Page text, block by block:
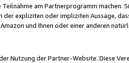
am Partnerprogramm machen.
expliziten oder impliziten Aussage,
und Ihnen oder einer anderen
Nutzung der Partner-Website. Diese